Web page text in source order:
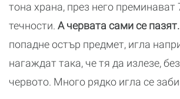
тона храна, през него преминават
течности. А червата сами се пазят.
попадне остър предмет, игла
нагаждат така, че тя да излезе,
червото. Много рядко игла се